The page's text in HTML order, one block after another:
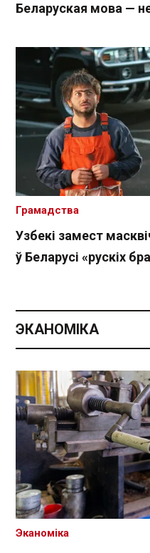
Беларуская мова —
Узбекі замест
ў Беларусі «рускіх
Грамадства
ЭКАНОМІКА
Эканоміка